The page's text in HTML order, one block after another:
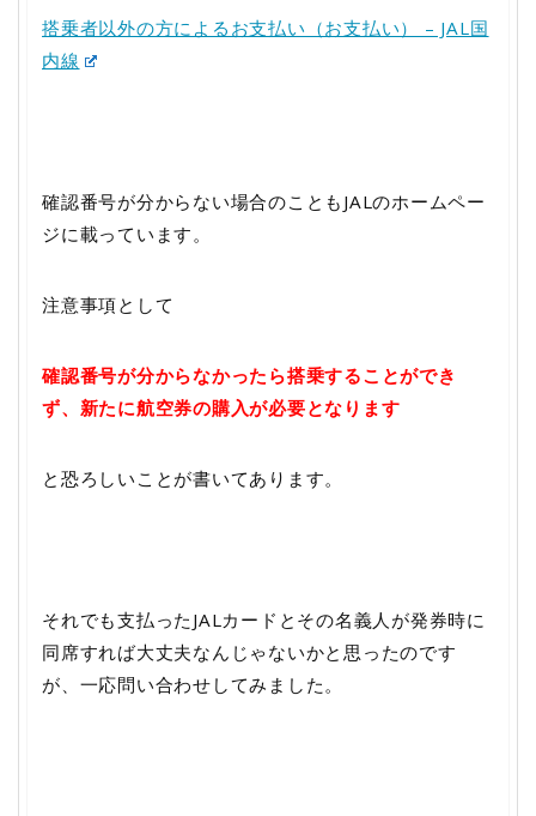
搭乗者以外の方によるお支払い（お支払い） – JAL国
内線
確認番号が分からない場合のこともJALのホームペー
ジに載っています。
注意事項として
確認番号が分からなかったら搭乗することができ
ず、新たに航空券の購入が必要となります
と恐ろしいことが書いてあります。
それでも支払ったJALカードとその名義人が発券時に
同席すれば大丈夫なんじゃないかと思ったのです
が、一応問い合わせしてみました。